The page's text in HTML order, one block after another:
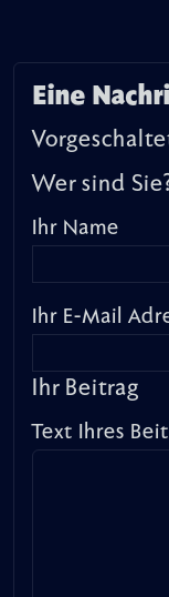
Eine
Wer sind
Ihr Name
Ihr E-Mail
Ihr Beitrag